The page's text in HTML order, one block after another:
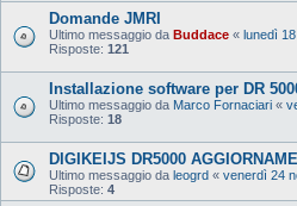
Domande JMRI
Ultimo messaggio da Buddace « lunedì
Risposte: 121
Installazione software per DR
Ultimo messaggio da Marco Fornaciari «
Risposte: 18
DIGIKEIJS DR5000
Ultimo messaggio da leogrd « venerdì 24
Risposte: 4